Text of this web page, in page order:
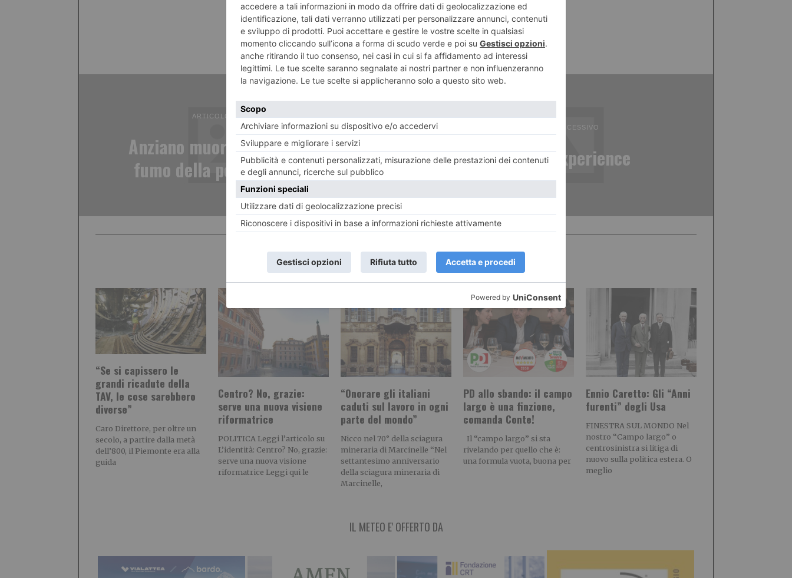
ARTICOLO PRECEDENTE
Anziano muore intossicato dal
fumo della poltrona bruciata
ARTICOLO SUCCESSIVO
Still body experience
RECENTI:
“Se si capissero le
grandi ricadute della
TAV, le cose sarebbero
diverse”
Caro Direttore, per oltre un
secolo, a partire dalla metà
dell’800, il Piemonte era alla
guida
Centro? No, grazie:
serve una nuova visione
riformatrice
POLITICA Leggi l’articolo su
L’identità: Centro? No, grazie:
serve una nuova visione
riformatrice Leggi qui le
“Onorare gli italiani
caduti sul lavoro in ogni
parte del mondo”
Nicco nel 70° della sciagura
mineraria di Marcinelle “Nel
settantesimo anniversario
della sciagura mineraria di
Marcinelle,
PD allo sbando: il campo
largo è una finzione,
comanda Conte!
Il “campo largo” si sta
rivelando per quello che è:
una formula vuota, buona per
Ennio Caretto: Gli “Anni
furenti” degli Usa
FINESTRA SUL MONDO Nel
nostro “Campo largo” o
centrosinistra si litiga di
nuovo sulla politica estera. O
meglio
IL METEO E' OFFERTO DA